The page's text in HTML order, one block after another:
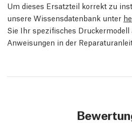
Um dieses Ersatzteil korrekt zu
unsere Wissensdatenbank unter
Sie Ihr spezifisches Druckermodell
Anweisungen in der